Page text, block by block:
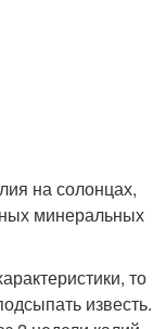
на солонцах,
минеральных
то
известь.